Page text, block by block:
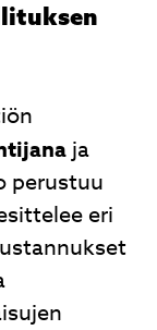
ja
perustuu
eri